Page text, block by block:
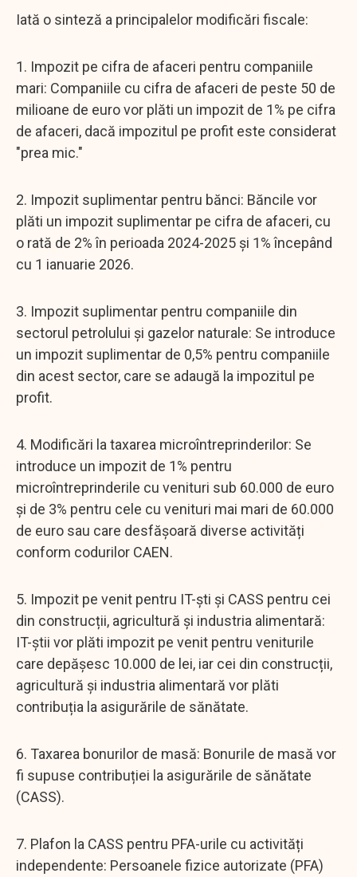
Iată o sinteză a principalelor modificări fiscale:
1. Impozit pe cifra de afaceri pentru companiile
mari: Companiile cu cifra de afaceri de peste 50 de
milioane de euro vor plăti un impozit de 1% pe cifra
de afaceri, dacă impozitul pe profit este considerat
"prea mic."
2. Impozit suplimentar pentru bănci: Băncile vor
plăti un impozit suplimentar pe cifra de afaceri, cu
o rată de 2% în perioada 2024-2025 și 1% începând
cu 1 ianuarie 2026.
3. Impozit suplimentar pentru companiile din
sectorul petrolului și gazelor naturale: Se introduce
un impozit suplimentar de 0,5% pentru companiile
din acest sector, care se adaugă la impozitul pe
profit.
4. Modificări la taxarea microîntreprinderilor: Se
introduce un impozit de 1% pentru
microîntreprinderile cu venituri sub 60.000 de euro
și de 3% pentru cele cu venituri mai mari de 60.000
de euro sau care desfășoară diverse activități
conform codurilor CAEN.
5. Impozit pe venit pentru IT-ști și CASS pentru cei
din construcții, agricultură și industria alimentară:
IT-știi vor plăti impozit pe venit pentru veniturile
care depășesc 10.000 de lei, iar cei din construcții,
agricultură și industria alimentară vor plăti
contribuția la asigurările de sănătate.
6. Taxarea bonurilor de masă: Bonurile de masă vor
fi supuse contribuției la asigurările de sănătate
(CASS).
7. Plafon la CASS pentru PFA-urile cu activități
independente: Persoanele fizice autorizate (PFA)